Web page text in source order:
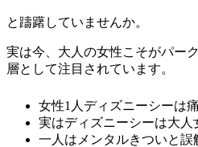
と躊躇していませんか。
実は今、大人の女性こそがパー
層として注目されています。
女性1人ディズニーシーは
実はディズニーシーは大人
一人はメンタルきついと誤